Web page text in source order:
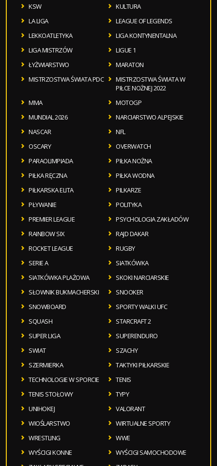
KSW
KULTURA
LA LIGA
LEAGUE OF LEGENDS
LEKKOATLETYKA
LIGA KONTYNENTALNA
LIGA MISTRZÓW
LIGUE 1
ŁYŻWIARSTWO
MARATON
MISTRZOSTWA ŚWIATA PDC
MISTRZOSTWA ŚWIATA W
PIŁCE NOŻNEJ 2022
MMA
MOTOGP
MUNDIAL 2026
NARCIARSTWO ALPEJSKIE
NASCAR
NFL
OSCARY
OVERWATCH
PARAOLIMPIADA
PIŁKA NOŻNA
PIŁKA RĘCZNA
PIŁKA WODNA
PIŁKARSKA ELITA
PILKARZE
PŁYWANIE
POLITYKA
PREMIER LEAGUE
PSYCHOLOGIA ZAKŁADÓW
RAINBOW SIX
RAJD DAKAR
ROCKET LEAGUE
RUGBY
SERIE A
SIATKÓWKA
SIATKÓWKA PLAŻOWA
SKOKI NARCIARSKIE
SŁOWNIK BUKMACHERSKI
SNOOKER
SNOWBOARD
SPORTY WALKI UFC
SQUASH
STARCRAFT 2
SUPER LIGA
SUPERENDURO
SWIAT
SZACHY
SZERMIERKA
TAKTYKI PIŁKARSKIE
TECHNOLOGIE W SPORCIE
TENIS
TENIS STOŁOWY
TYPY
UNIHOKEJ
VALORANT
WIOŚLARSTWO
WIRTUALNE SPORTY
WRESTLING
WWE
WYŚCIGI KONNE
WYŚCIGI SAMOCHODOWE